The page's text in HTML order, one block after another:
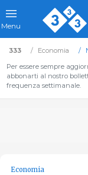
Menu
333 Economia
Per essere sempre
abbonarti al nostro
frequenza settimanale.
Economia